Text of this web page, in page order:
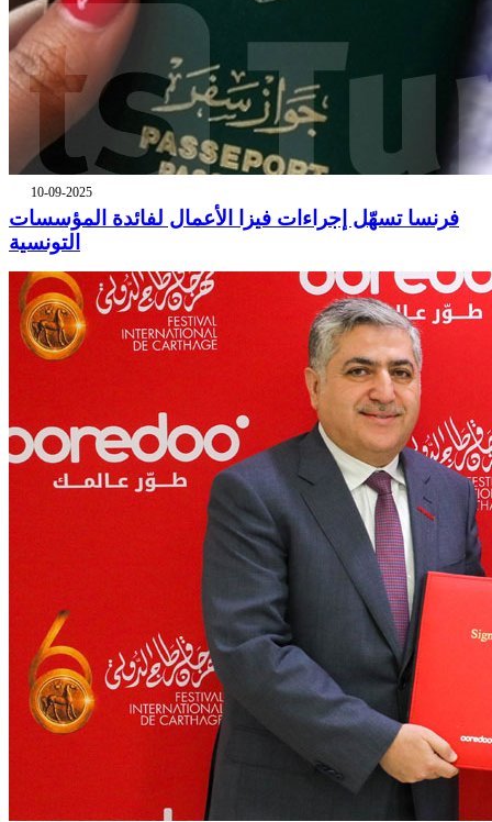
10-09-2025
فرنسا تسهّل إجراءات فيزا الأعمال لفائدة المؤسسات
التونسية